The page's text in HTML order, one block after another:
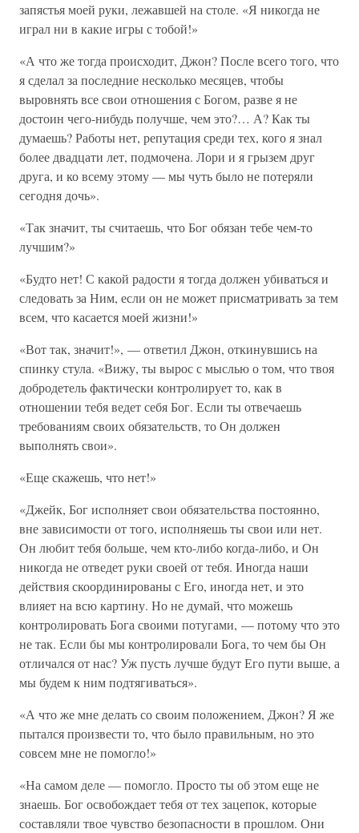
запястья моей руки, лежавшей на столе. «Я никогда не
играл ни в какие игры с тобой!»
«А что же тогда происходит, Джон? После всего того, что
я сделал за последние несколько месяцев, чтобы
выровнять все свои отношения с Богом, разве я не
достоин чего-нибудь получше, чем это?… А? Как ты
думаешь? Работы нет, репутация среди тех, кого я знал
более двадцати лет, подмочена. Лори и я грызем друг
друга, и ко всему этому — мы чуть было не потеряли
сегодня дочь».
«Так значит, ты считаешь, что Бог обязан тебе чем-то
лучшим?»
«Будто нет! С какой радости я тогда должен убиваться и
следовать за Ним, если он не может присматривать за тем
всем, что касается моей жизни!»
«Вот так, значит!», — ответил Джон, откинувшись на
спинку стула. «Вижу, ты вырос с мыслью о том, что твоя
добродетель фактически контролирует то, как в
отношении тебя ведет себя Бог. Если ты отвечаешь
требованиям своих обязательств, то Он должен
выполнять свои».
«Еще скажешь, что нет!»
«Джейк, Бог исполняет свои обязательства постоянно,
вне зависимости от того, исполняешь ты свои или нет.
Он любит тебя больше, чем кто-либо когда-либо, и Он
никогда не отведет руки своей от тебя. Иногда наши
действия скоординированы с Его, иногда нет, и это
влияет на всю картину. Но не думай, что можешь
контролировать Бога своими потугами, — потому что это
не так. Если бы мы контролировали Бога, то чем бы Он
отличался от нас? Уж пусть лучше будут Его пути выше, а
мы будем к ним подтягиваться».
«А что же мне делать со своим положением, Джон? Я же
пытался произвести то, что было правильным, но это
совсем мне не помогло!»
«На самом деле — помогло. Просто ты об этом еще не
знаешь. Бог освобождает тебя от тех зацепок, которые
составляли твое чувство безопасности в прошлом. Они